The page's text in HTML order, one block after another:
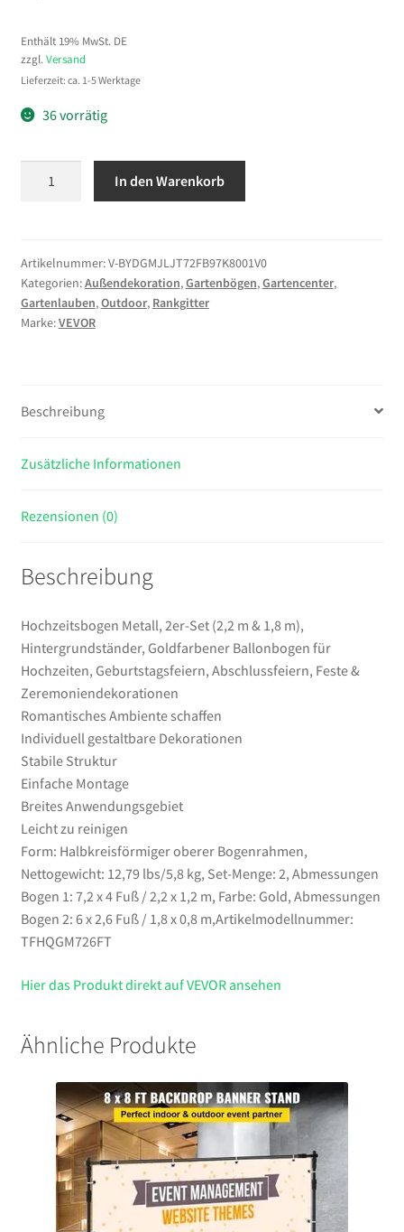
Enthält 19% MwSt. DE
zzgl. Versand
Lieferzeit: ca. 1-5 Werktage
36 vorrätig
Set
(2,2
m
&
Goldfarbener
für
Geburtstagsfeiern,
&
Menge
In den Warenkorb
Artikelnummer:V-BYDGMJLJT72FB97K8001V0
Kategorien:Außendekoration,Gartenbögen,Gartencenter,
Gartenlauben,Outdoor, Rankgitter
Marke:VEVOR
Beschreibung
Zusätzliche Informationen
Rezensionen (0)
Beschreibung
Hochzeitsbogen Metall, 2er-Set (2,2 m & 1,8 m),
Hintergrundständer, Goldfarbener Ballonbogen für
Hochzeiten, Geburtstagsfeiern, Abschlussfeiern, Feste &
Zeremoniendekorationen
Romantisches Ambiente schaffen
Individuell gestaltbare Dekorationen
Stabile Struktur
Einfache Montage
Breites Anwendungsgebiet
Leicht zu reinigen
Form: Halbkreisförmiger oberer Bogenrahmen,
Nettogewicht: 12,79 lbs/5,8 kg, Set-Menge: 2, Abmessungen
Bogen 1: 7,2 x 4 Fuß / 2,2 x 1,2 m, Farbe: Gold, Abmessungen
Bogen 2: 6 x 2,6 Fuß / 1,8 x 0,8 m,Artikelmodellnummer:
TFHQGM726FT
Hier das Produkt direkt auf VEVOR ansehen
Ähnliche Produkte